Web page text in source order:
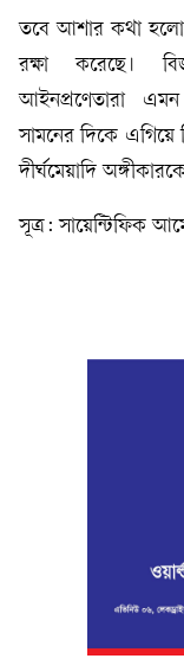
তবে আশার কথা
রক্ষা করেছে।
আইনপ্রণেতারা এমন
সামনের দিকে এগিয়ে
দীর্ঘমেয়াদি
সূত্র: সায়েন্টিফিক